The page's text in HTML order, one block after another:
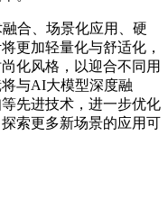
合、场景化应用、硬
更加轻量化与舒适化，
化风格，以迎合不同用
与AI大模型深度融
先进技术，进一步优化
索更多新场景的应用可